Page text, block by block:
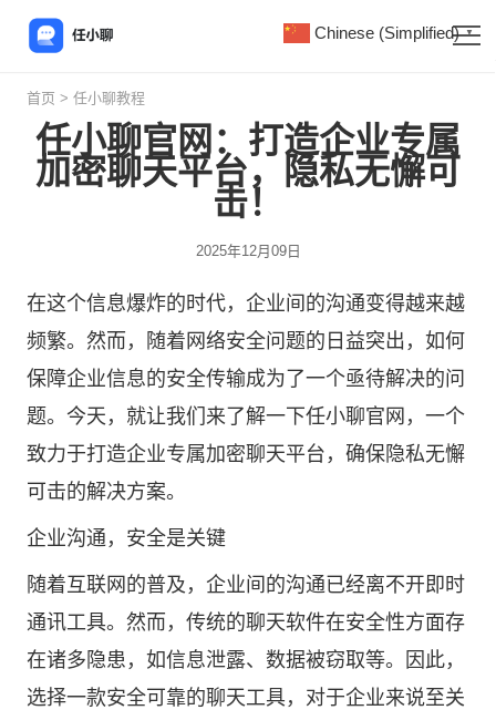
首页 > 任小聊教程
任小聊官网：打造企业专属
加密聊天平台，隐私无懈可
击！
2025年12月09日
在这个信息爆炸的时代，企业间的沟通变得越来越
频繁。然而，随着网络安全问题的日益突出，如何
保障企业信息的安全传输成为了一个亟待解决的问
题。今天，就让我们来了解一下任小聊官网，一个
致力于打造企业专属加密聊天平台，确保隐私无懈
可击的解决方案。
企业沟通，安全是关键
随着互联网的普及，企业间的沟通已经离不开即时
通讯工具。然而，传统的聊天软件在安全性方面存
在诸多隐患，如信息泄露、数据被窃取等。因此，
选择一款安全可靠的聊天工具，对于企业来说至关
Chinese (Simplified) ▼